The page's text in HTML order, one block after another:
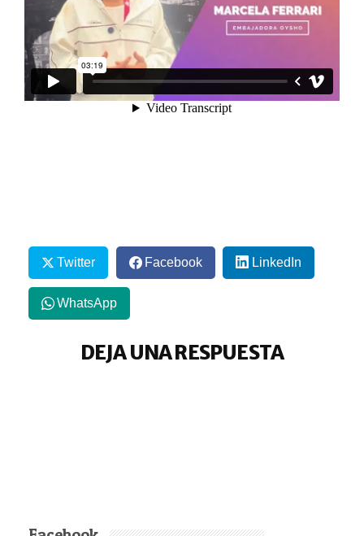
Twitter Facebook LinkedIn
WhatsApp
DEJA UNA RESPUESTA